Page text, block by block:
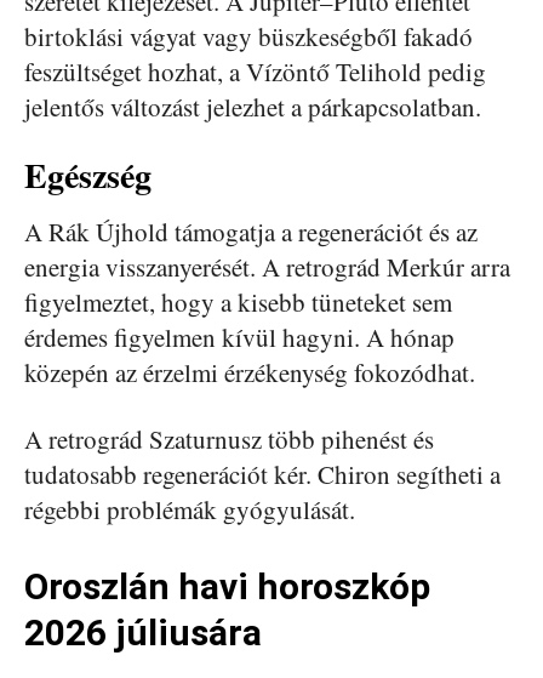
birtoklási vágyat vagy büszkeségből fakadó
feszültséget hozhat, a Vízöntő Telihold pedig
jelentős változást jelezhet a párkapcsolatban.
Egészség
A Rák Újhold támogatja a regenerációt és az
energia visszanyerését. A retrográd Merkúr arra
figyelmeztet, hogy a kisebb tüneteket sem
érdemes figyelmen kívül hagyni. A hónap
közepén az érzelmi érzékenység fokozódhat.
A retrográd Szaturnusz több pihenést és
tudatosabb regenerációt kér. Chiron segítheti a
régebbi problémák gyógyulását.
Oroszlán havi horoszkóp
2026 júliusára